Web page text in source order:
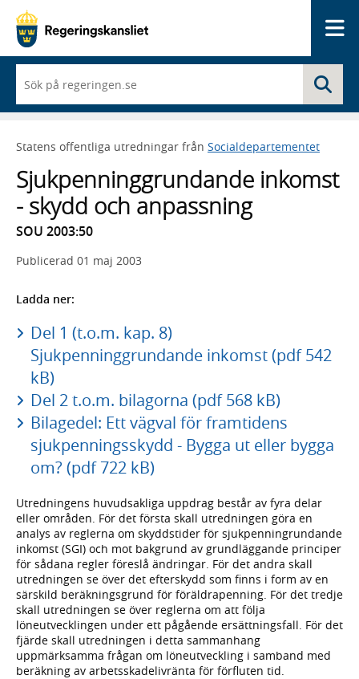
du
börjar
skriva
framträder
lista
med
sökförslag
Statens offentliga utredningar från Socialdepartementet
Sjukpenninggrundande inkomst
- skydd och anpassning
SOU 2003:50
Publicerad 01 maj 2003
Ladda ner:
Del 1 (t.o.m. kap. 8)
Sjukpenninggrundande inkomst (pdf 542
kB)
Del 2 t.o.m. bilagorna (pdf 568 kB)
Bilagedel: Ett vägval för framtidens
sjukpenningsskydd - Bygga ut eller bygga
om? (pdf 722 kB)
Utredningens huvudsakliga uppdrag består av fyra delar
eller områden. För det första skall utredningen göra en
analys av reglerna om skyddstider för sjukpenningrundande
inkomst (SGI) och mot bakgrund av grundläggande principer
för sådana regler föreslå ändringar. För det andra skall
utredningen se över det efterskydd som finns i form av en
särskild beräkningsgrund för föräldrapenning. För det tredje
skall utredningen se över reglerna om att följa
löneutvecklingen under ett pågående ersättningsfall. För det
fjärde skall utredningen i detta sammanhang
uppmärksamma frågan om löneutveckling i samband med
beräkning av arbetsskadelivränta för förfluten tid.